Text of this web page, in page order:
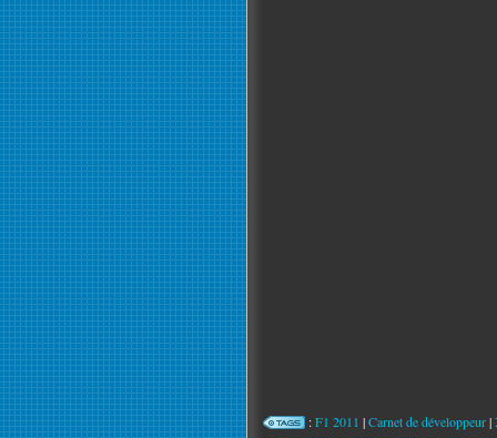
:F1 2011 |Carnet de développeur|